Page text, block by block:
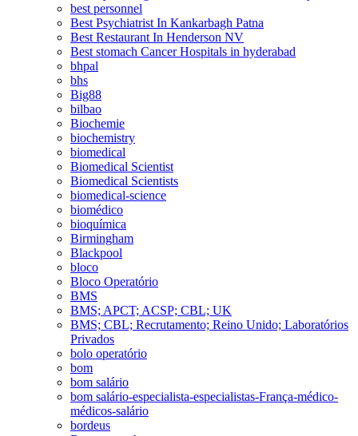
best personnel
Best Psychiatrist In Kankarbagh Patna
Best Restaurant In Henderson NV
Best stomach Cancer Hospitals in hyderabad
bhpal
bhs
Big88
bilbao
Biochemie
biochemistry
biomedical
Biomedical Scientist
Biomedical Scientists
biomedical-science
biomédico
bioquímica
Birmingham
Blackpool
bloco
Bloco Operatório
BMS
BMS; APCT; ACSP; CBL; UK
BMS; CBL; Recrutamento; Reino Unido; Laboratórios
Privados
bolo operatório
bom
bom salário
bom salário-especialista-especialistas-França-médico-
médicos-salário
bordeus